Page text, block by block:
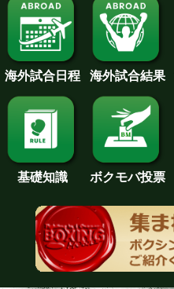
海外試合日程 海外試合結果
基礎知識 ボクモバ投票